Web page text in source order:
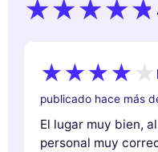
publicado hace más
El lugar muy bien,
personal muy